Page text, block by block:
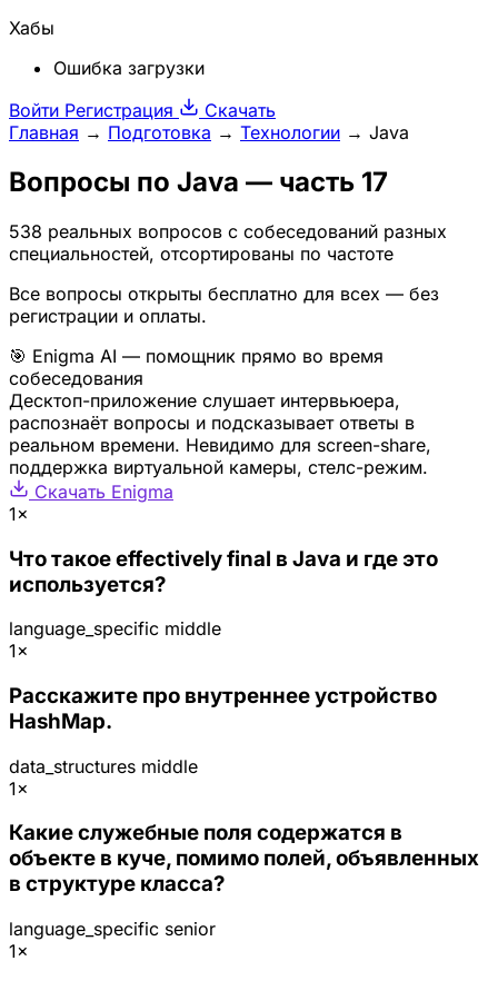
Хабы
Ошибка загрузки
Войти Регистрация
Скачать
Главная → Подготовка → Технологии → Java
Вопросы по Java — часть 17
538 реальных вопросов с собеседований разных
специальностей, отсортированы по частоте
Все вопросы открыты бесплатно для всех — без
регистрации и оплаты.
🎯 Enigma AI — помощник прямо во время
собеседования
Десктоп-приложение слушает интервьюера,
распознаёт вопросы и подсказывает ответы в
реальном времени. Невидимо для screen-share,
поддержка виртуальной камеры, стелс-режим.
Скачать Enigma
1×
Что такое effectively final в Java и где это
используется?
language_specific middle
1×
Расскажите про внутреннее устройство
HashMap.
data_structures middle
1×
Какие служебные поля содержатся в
объекте в куче, помимо полей, объявленных
в структуре класса?
language_specific senior
1×